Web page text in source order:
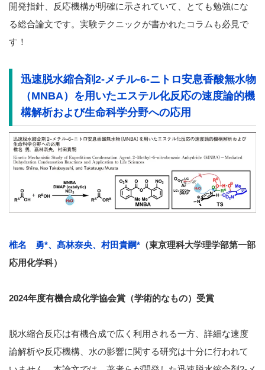
開発指針、反応機構が明確に示されていて、とても勉強にな
る総合論文です。実験テクニックが書かれたコラムも必見で
す！
迅速脱水縮合剤2-メチル-6-ニトロ安息香酸無水物
（MNBA）を用いたエステル化反応の速度論的機
構解析および生命科学分野への応用
椎名 勇*、髙林奈央、村田貴嗣* （東京理科大学理学部第一部
応用化学科）
2024年度有機合成化学協会賞（学術的なもの）受賞
脱水縮合反応は有機合成で広く利用される一方、詳細な速度
論解析や反応機構、水の影響に関する研究は十分に行われて